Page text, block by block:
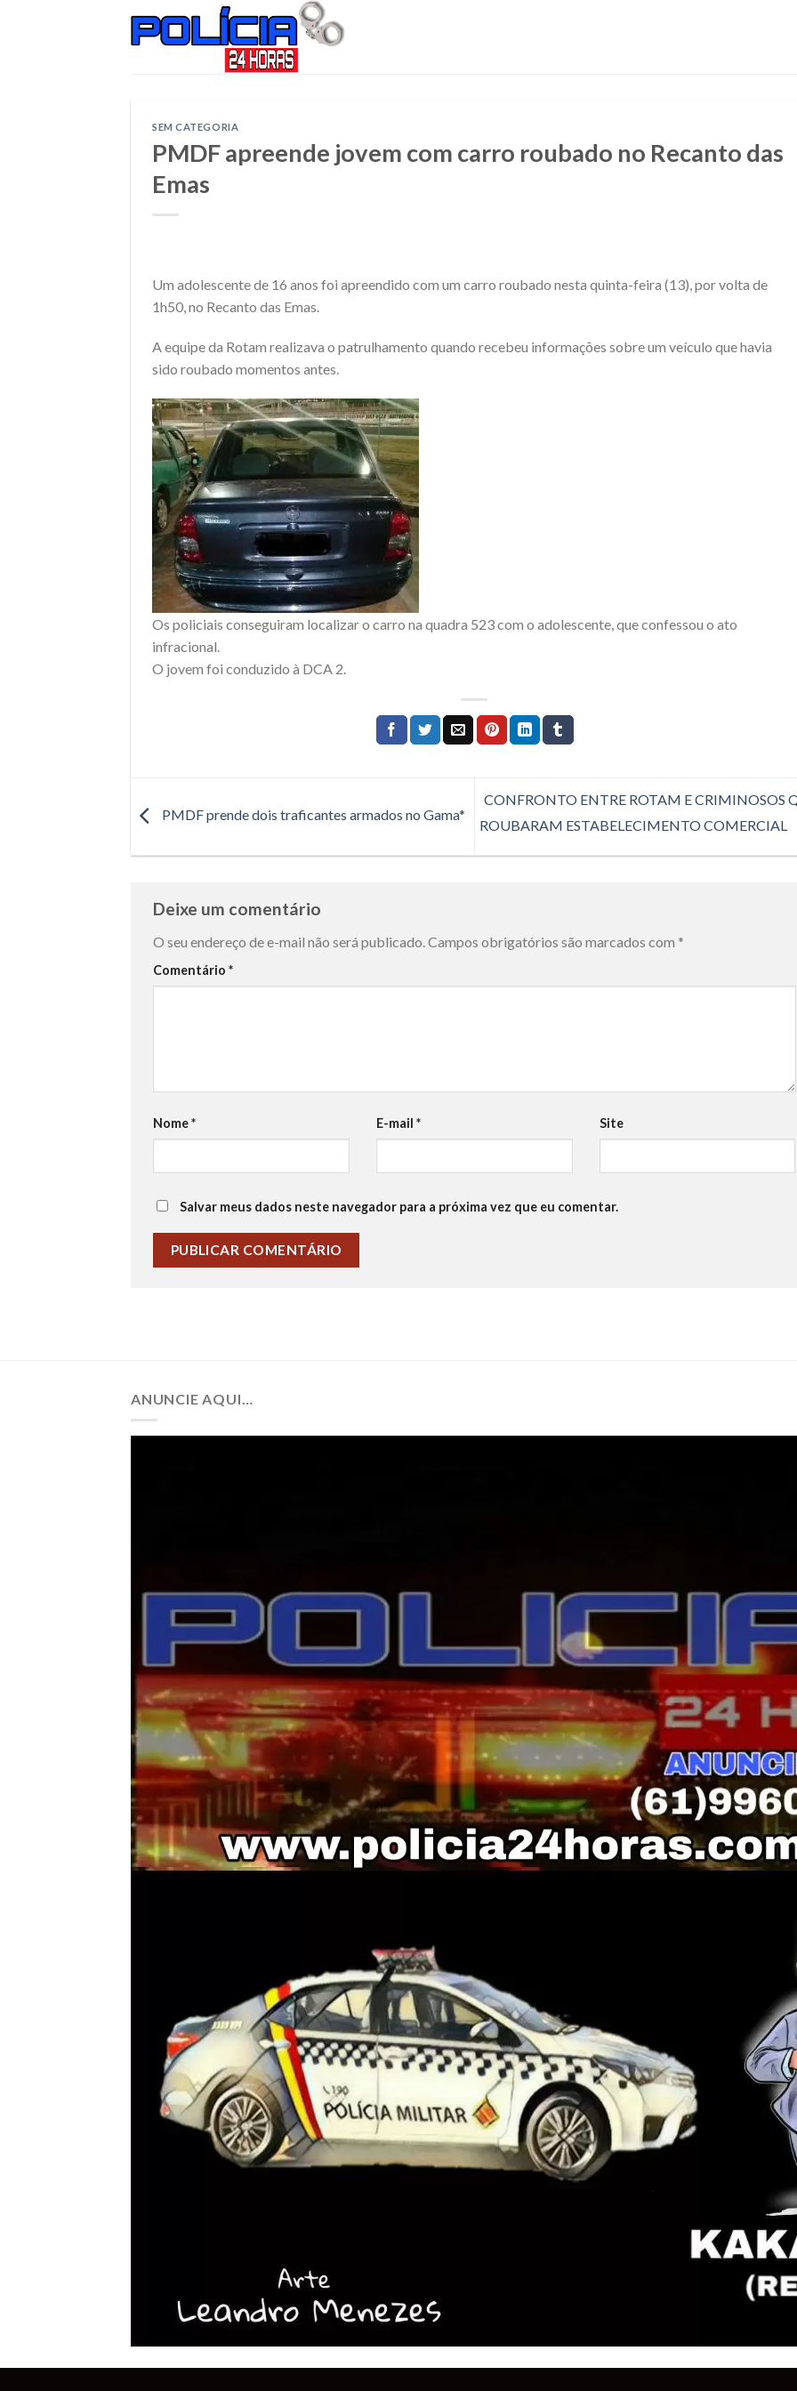
SEM CATEGORIA
PMDF apreende jovem com carro roubado no Recanto das
Emas
Um adolescente de 16 anos foi apreendido com um carro roubado nesta quinta-feira (13), por volta de
1h50, no Recanto das Emas.
A equipe da Rotam realizava o patrulhamento quando recebeu informações sobre um veículo que havia
sido roubado momentos antes.
Os policiais conseguiram localizar o carro na quadra 523 com o adolescente, que confessou o ato
infracional.
O jovem foi conduzido à DCA 2.
PMDF prende dois traficantes armados no Gama*
CONFRONTO ENTRE ROTAM E CRIMINOSOS
ROUBARAM ESTABELECIMENTO COMERCIAL
Deixe um comentário
O seu endereço de e-mail não será publicado.Campos obrigatórios são marcados com *
Comentário *
Nome* E-mail * Site
Salvar meus dados neste navegador para a próxima vez que eu comentar.
ANUNCIE AQUI…